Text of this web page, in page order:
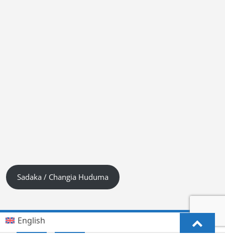
Sadaka / Changia Huduma
English
Kiswahili (Tanzania)